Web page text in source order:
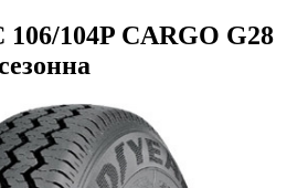
104P CARGO G28